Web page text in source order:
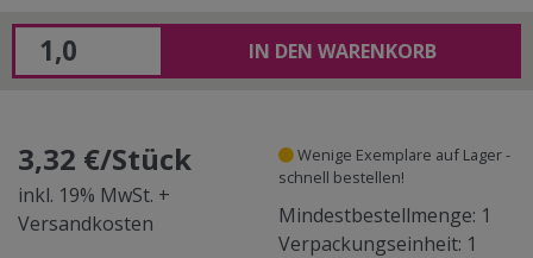
IN DEN WARENKORB
3,32 €/Stück
inkl. 19% MwSt. +
Versandkosten
Wenige Exemplare auf Lager -
schnell bestellen!
Mindestbestellmenge: 1
Verpackungseinheit: 1